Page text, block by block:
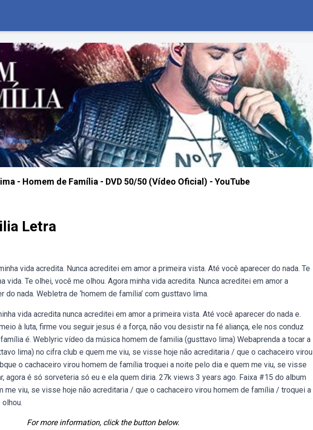
- Homem de Família - DVD 50/50 (Vídeo Oficial) - YouTube
Letra
vida acredita. Nunca acreditei em amor a primeira vista. Até você aparecer do nada. Te
vida. Te olhei, você me olhou. Agora minha vida acredita. Nunca acreditei em amor a
nada. Webletra de ‘homem de família’ com gusttavo lima.
vida acredita nunca acreditei em amor a primeira vista. Até você aparecer do nada e.
à luta, firme vou seguir jesus é a força, não vou desistir na fé aliança, ele nos conduz
é. Weblyric vídeo da música homem de familia (gusttavo lima) Webaprenda a tocar a
lima) no cifra club e quem me viu, se visse hoje não acreditaria / que o cachaceiro virou
o cachaceiro virou homem de família troquei a noite pelo dia e quem me viu, se visse
agora é só sorveteria só eu e ela quem diria. 27k views 3 years ago. Faixa #15 do album
me viu, se visse hoje não acreditaria / que o cachaceiro virou homem de família / troquei a
For more information, click the button below.